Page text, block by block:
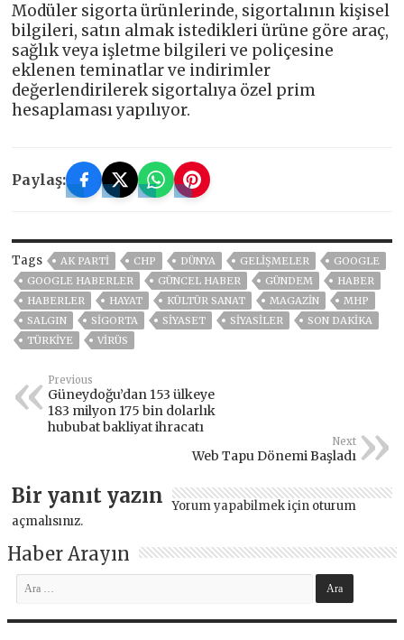
Modüler sigorta ürünlerinde, sigortalının kişisel
bilgileri, satın almak istedikleri ürüne göre araç,
sağlık veya işletme bilgileri ve poliçesine
eklenen teminatlar ve indirimler
değerlendirilerek sigortalıya özel prim
hesaplaması yapılıyor.
Paylaş:
Tags AK PARTİ CHP DÜNYA GELIŞMELER
GOOGLE
GOOGLE HABERLER
GÜNCEL HABER GÜNDEM
HABER
HABERLER
HAYAT KÜLTÜR SANAT MAGAZİN
MHP
SALGIN
SIGORTA SİYASET SİYASİLER
SON DAKIKA
TÜRKİYE
VIRÜS
Previous
Güneydoğu’dan 153 ülkeye
183 milyon 175 bin dolarlık
hububat bakliyat ihracatı
Next
Web Tapu Dönemi Başladı
Bir yanıt yazın Yorum yapabilmek için oturum
açmalısınız.
Haber Arayın